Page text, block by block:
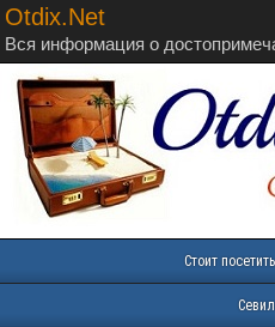
Otdix.Net
Вся информация о
Стоит